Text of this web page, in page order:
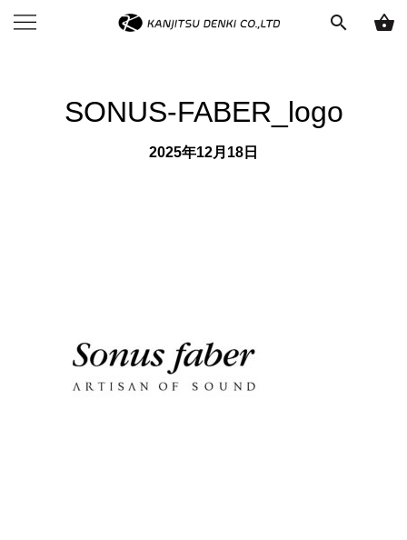
search shopping_basket
SONUS-FABER_logo
2025年12月18日